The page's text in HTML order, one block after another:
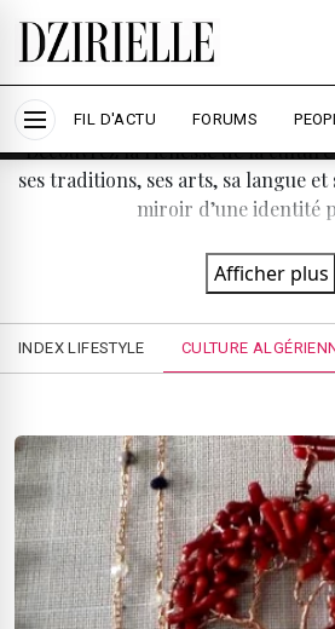
Nous utilisons des cookies
expérience et mesurer
Accepter tout
FIL D'ACTU FORUMS
Culture
Découvrez la richesse de la
ses traditions, ses arts, sa langue
miroir d’une identité
Afficher plus
INDEX LIFESTYLE CULTURE